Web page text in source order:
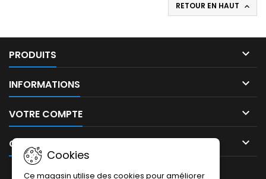
RETOUR EN HAUT 
PRODUITS 
INFORMATIONS 
VOTRE COMPTE 
CONTACT 
Cookies
Ce magasin utilise des cookies pour améliorer
LETTRE D'INFORMATIONS